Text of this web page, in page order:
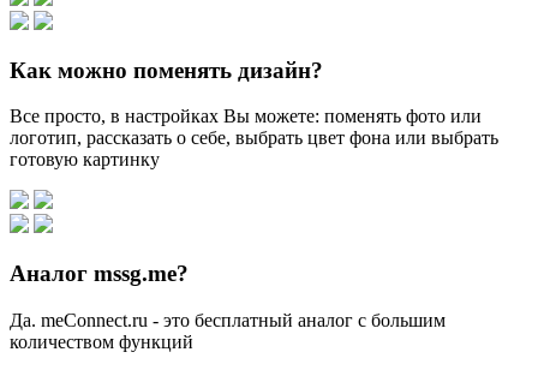
Как можно поменять дизайн?
Все просто, в настройках Вы можете: поменять фото или
логотип, рассказать о себе, выбрать цвет фона или выбрать
готовую картинку
Аналог mssg.me?
Да. meConnect.ru - это бесплатный аналог с большим
количеством функций